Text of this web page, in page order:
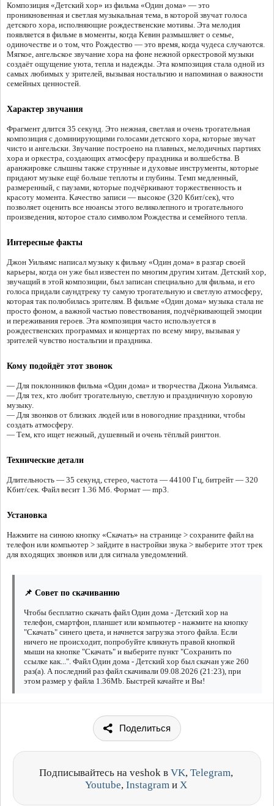
Композиция «Детский хор» из фильма «Один дома» — это
проникновенная и светлая музыкальная тема, в которой звучат голоса
детского хора, исполняющие рождественские мотивы. Эта мелодия
появляется в фильме в моменты, когда Кевин размышляет о семье,
одиночестве и о том, что Рождество — это время, когда чудеса случаются.
Мягкое, ангельское звучание хора на фоне нежной оркестровой музыки
создаёт ощущение уюта, тепла и надежды. Эта композиция стала одной из
самых любимых у зрителей, вызывая ностальгию и напоминая о важности
семейных ценностей.
Характер звучания
Фрагмент длится 35 секунд. Это нежная, светлая и очень трогательная
композиция с доминирующими голосами детского хора, которые звучат
чисто и ангельски. Звучание построено на плавных, мелодичных партиях
хора и оркестра, создающих атмосферу праздника и волшебства. В
аранжировке слышны также струнные и духовые инструменты, которые
придают музыке ещё больше теплоты и глубины. Темп медленный,
размеренный, с паузами, которые подчёркивают торжественность и
красоту момента. Качество записи — высокое (320 Кбит/сек), что
позволяет оценить все нюансы этого великолепного и трогательного
произведения, которое стало символом Рождества и семейного тепла.
Интересные факты
Джон Уильямс написал музыку к фильму «Один дома» в разгар своей
карьеры, когда он уже был известен по многим другим хитам. Детский хор,
звучащий в этой композиции, был записан специально для фильма, и его
голоса придали саундтреку ту самую трогательную и светлую атмосферу,
которая так полюбилась зрителям. В фильме «Один дома» музыка стала не
просто фоном, а важной частью повествования, подчёркивающей эмоции
и переживания героев. Эта композиция часто используется в
рождественских программах и концертах по всему миру, вызывая у
зрителей чувство ностальгии и праздника.
Кому подойдёт этот звонок
— Для поклонников фильма «Один дома» и творчества Джона Уильямса.
— Для тех, кто любит трогательную, светлую и праздничную хоровую
музыку.
— Для звонков от близких людей или в новогодние праздники, чтобы
создать атмосферу.
— Тем, кто ищет нежный, душевный и очень тёплый рингтон.
Технические детали
Длительность — 35 секунд, стерео, частота — 44100 Гц, битрейт — 320
Кбит/сек. Файл весит 1.36 Мб. Формат — mp3.
Установка
Нажмите на синюю кнопку «Скачать» на странице > сохраните файл на
телефон или компьютер > зайдите в настройки звука > выберите этот трек
для входящих звонков или для сигнала уведомлений.
📌 Совет по скачиванию
Чтобы бесплатно скачать файл Один дома - Детский хор на
телефон, смартфон, планшет или компьютер - нажмите на кнопку
"Скачать" синего цвета, и начнется загрузка этого файла. Если
ничего не происходит, попробуйте кликнуть правой кнопкой
мыши на кнопке "Скачать" и выберите пункт "Сохранить по
ссылке как...". Файл Один дома - Детский хор был скачан уже 260
раз(а). А последний раз файл скачивали 09.08.2026 (21:23), при
этом размер у файла 1.36Mb. Быстрей качайте и Вы!
Поделиться
Подписывайтесь на veshok в VK, Telegram,
Youtube, Instagram и X